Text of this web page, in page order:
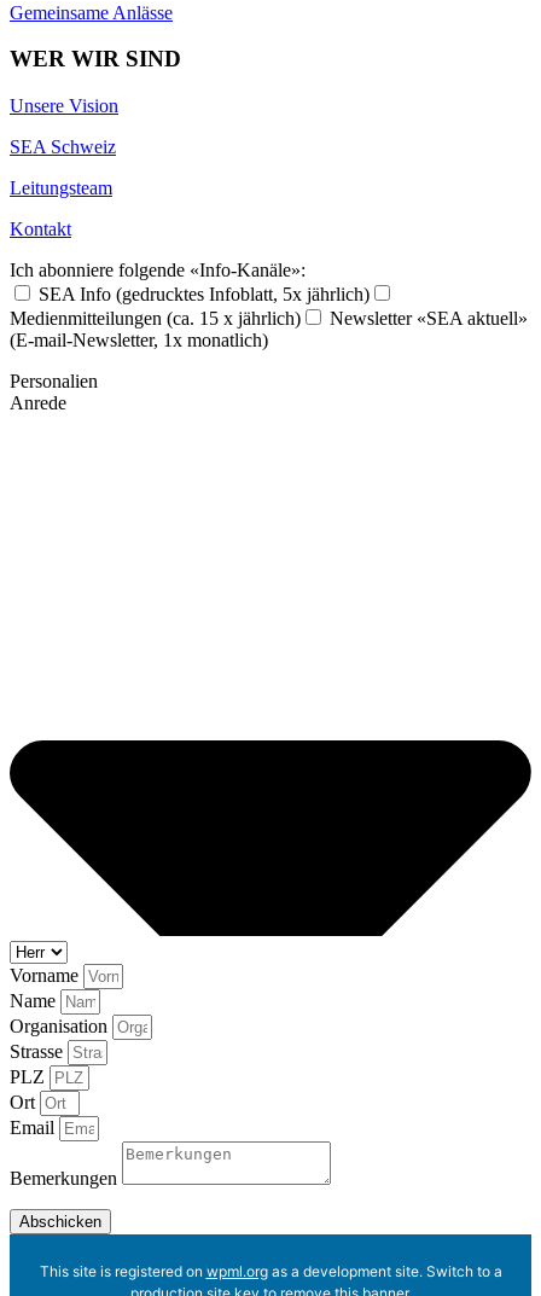
Gemeinsame Anlässe
WER WIR SIND
Unsere Vision
SEA Schweiz
Leitungsteam
Kontakt
Ich abonniere folgende «Info-Kanäle»:
SEA Info (gedrucktes Infoblatt, 5x jährlich)
Medienmitteilungen (ca. 15 x jährlich)
Newsletter «SEA aktuell»
(E-mail-Newsletter, 1x monatlich)
Personalien
Anrede
Vorname
Name
Organisation
Strasse
PLZ
Ort
Email
Bemerkungen
Abschicken
This site is registered on wpml.orgas a development site. Switch to a